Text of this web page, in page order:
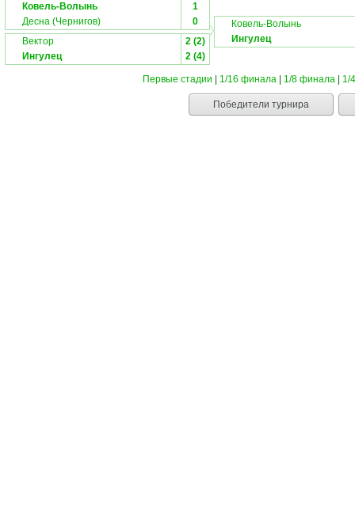
Ковель-Волынь
1
Десна (Чернигов)
0
Вектор
2 (2)
Ингулец
2 (4)
Ковель-Волынь
Ингулец
Первые стадии 1/16 финала| 1/8 финала| 1/
Победители турнира